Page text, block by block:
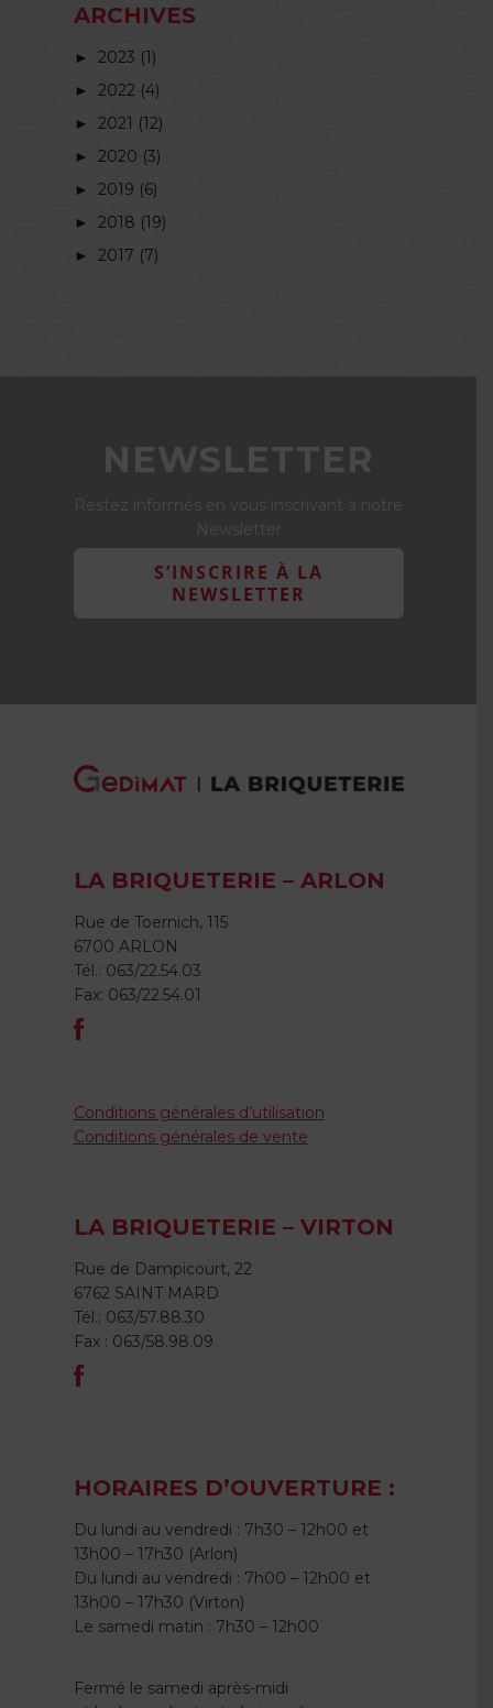
ARCHIVES
►
2023 (1)
►
2022 (4)
►
2021 (12)
►
2020 (3)
►
2019 (6)
►
2018 (19)
►
2017 (7)
NEWSLETTER
Restez informés en vous inscrivant à notre
Newsletter
S’INSCRIRE À LA
NEWSLETTER
LA BRIQUETERIE – ARLON
Rue de Toernich, 115
6700 ARLON
Tél.: 063/22.54.03
Fax: 063/22.54.01
Conditions générales d’utilisation
Conditions générales de vente
LA BRIQUETERIE – VIRTON
Rue de Dampicourt, 22
6762 SAINT MARD
Tél.: 063/57.88.30
Fax : 063/58.98.09
HORAIRES D’OUVERTURE :
Du lundi au vendredi : 7h30 – 12h00 et
13h00 – 17h30 (Arlon)
Du lundi au vendredi : 7h00 – 12h00 et
13h00 – 17h30 (Virton)
Le samedi matin : 7h30 – 12h00
Fermé le samedi après-midi